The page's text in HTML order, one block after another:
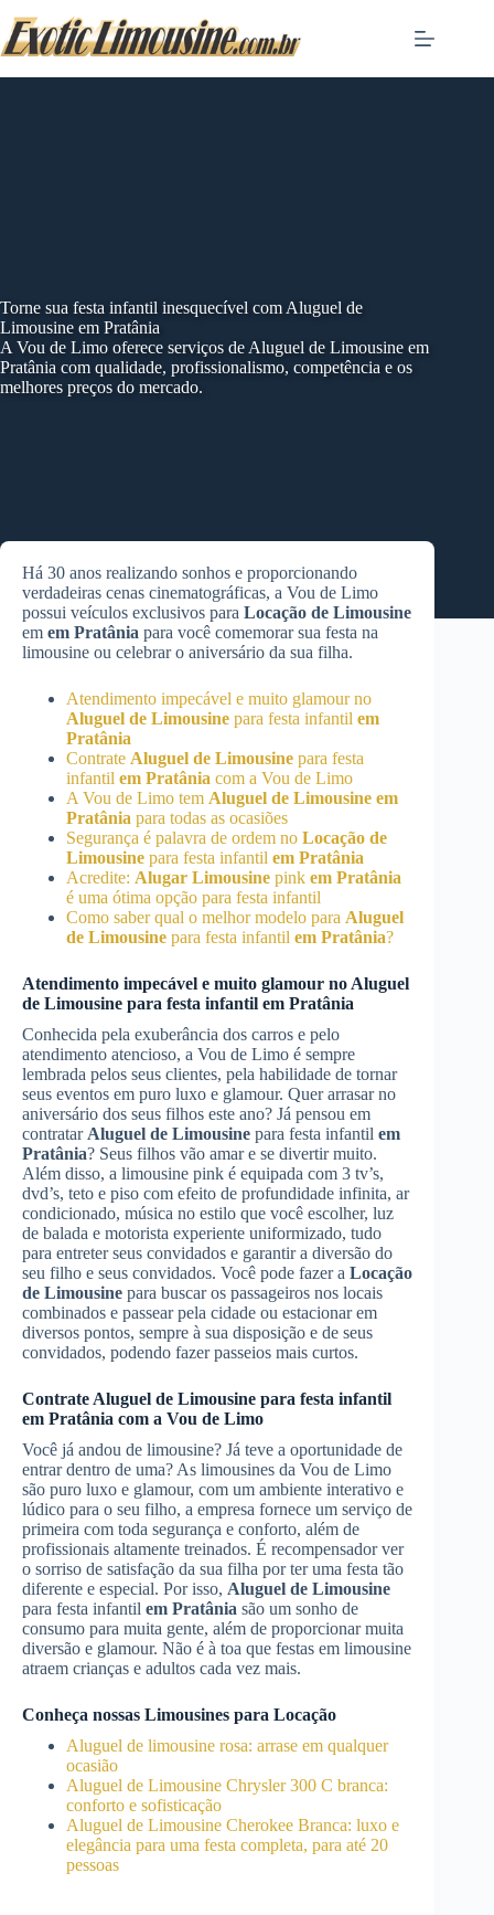
to
content
Torne sua festa infantil inesquecível com Aluguel de
Limousine em Pratânia
A Vou de Limo oferece serviços de Aluguel de Limousine em
Pratânia com qualidade, profissionalismo, competência e os
melhores preços do mercado.
Há 30 anos realizando sonhos e proporcionando
verdadeiras cenas cinematográficas, a Vou de Limo
possui veículos exclusivos para Locação de Limousine
em em Pratânia para você comemorar sua festa na
limousine ou celebrar o aniversário da sua filha.
Atendimento impecável e muito glamour no
Aluguel de Limousine para festa infantil em
Pratânia
Contrate Aluguel de Limousine para festa
infantil em Pratânia com a Vou de Limo
A Vou de Limo tem Aluguel de Limousine em
Pratânia para todas as ocasiões
Segurança é palavra de ordem no Locação de
Limousine para festa infantil em Pratânia
Acredite: Alugar Limousine pink em Pratânia
é uma ótima opção para festa infantil
Como saber qual o melhor modelo para Aluguel
de Limousine para festa infantil em Pratânia?
Atendimento impecável e muito glamour no Aluguel
de Limousine para festa infantil em Pratânia
Conhecida pela exuberância dos carros e pelo
atendimento atencioso, a Vou de Limo é sempre
lembrada pelos seus clientes, pela habilidade de tornar
seus eventos em puro luxo e glamour. Quer arrasar no
aniversário dos seus filhos este ano? Já pensou em
contratar Aluguel de Limousine para festa infantil em
Pratânia? Seus filhos vão amar e se divertir muito.
Além disso, a limousine pink é equipada com 3 tv’s,
dvd’s, teto e piso com efeito de profundidade infinita, ar
condicionado, música no estilo que você escolher, luz
de balada e motorista experiente uniformizado, tudo
para entreter seus convidados e garantir a diversão do
seu filho e seus convidados. Você pode fazer a Locação
de Limousine para buscar os passageiros nos locais
combinados e passear pela cidade ou estacionar em
diversos pontos, sempre à sua disposição e de seus
convidados, podendo fazer passeios mais curtos.
Contrate Aluguel de Limousine para festa infantil
em Pratânia com a Vou de Limo
Você já andou de limousine? Já teve a oportunidade de
entrar dentro de uma? As limousines da Vou de Limo
são puro luxo e glamour, com um ambiente interativo e
lúdico para o seu filho, a empresa fornece um serviço de
primeira com toda segurança e conforto, além de
profissionais altamente treinados. É recompensador ver
o sorriso de satisfação da sua filha por ter uma festa tão
diferente e especial. Por isso, Aluguel de Limousine
para festa infantil em Pratânia são um sonho de
consumo para muita gente, além de proporcionar muita
diversão e glamour. Não é à toa que festas em limousine
atraem crianças e adultos cada vez mais.
Conheça nossas Limousines para Locação
Aluguel de limousine rosa: arrase em qualquer
ocasião
Aluguel de Limousine Chrysler 300 C branca:
conforto e sofisticação
Aluguel de Limousine Cherokee Branca: luxo e
elegância para uma festa completa, para até 20
pessoas